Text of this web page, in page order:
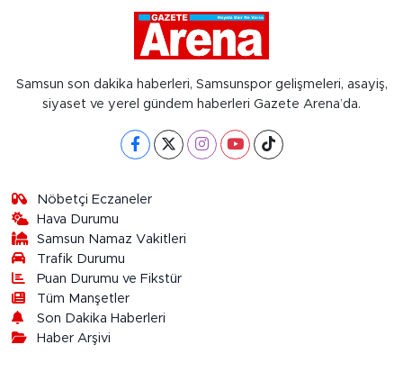
Samsun son dakika haberleri, Samsunspor gelişmeleri, asayiş,
siyaset ve yerel gündem haberleri Gazete Arena’da.
Nöbetçi Eczaneler
Hava Durumu
Samsun Namaz Vakitleri
Trafik Durumu
Puan Durumu ve Fikstür
Tüm Manşetler
Son Dakika Haberleri
Haber Arşivi